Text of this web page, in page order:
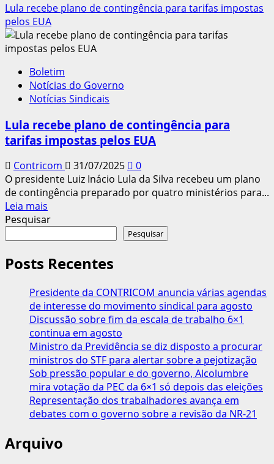
Lula recebe plano de contingência para tarifas impostas
pelos EUA
Boletim
Notícias do Governo
Notícias Sindicais
Lula recebe plano de contingência para
tarifas impostas pelos EUA
Contricom 31/07/2025
0
O presidente Luiz Inácio Lula da Silva recebeu um plano
de contingência preparado por quatro ministérios para...
Leia mais
mais
recebe
plano
de
contingência
para
tarifas
impostas
pelos
EUA
Pesquisar
Pesquisar
Posts Recentes
Presidente da CONTRICOM anuncia várias agendas
de interesse do movimento sindical para agosto
Discussão sobre fim da escala de trabalho 6×1
continua em agosto
Ministro da Previdência se diz disposto a procurar
ministros do STF para alertar sobre a pejotização
Sob pressão popular e do governo, Alcolumbre
mira votação da PEC da 6×1 só depois das eleições
Representação dos trabalhadores avança em
debates com o governo sobre a revisão da NR-21
Arquivo